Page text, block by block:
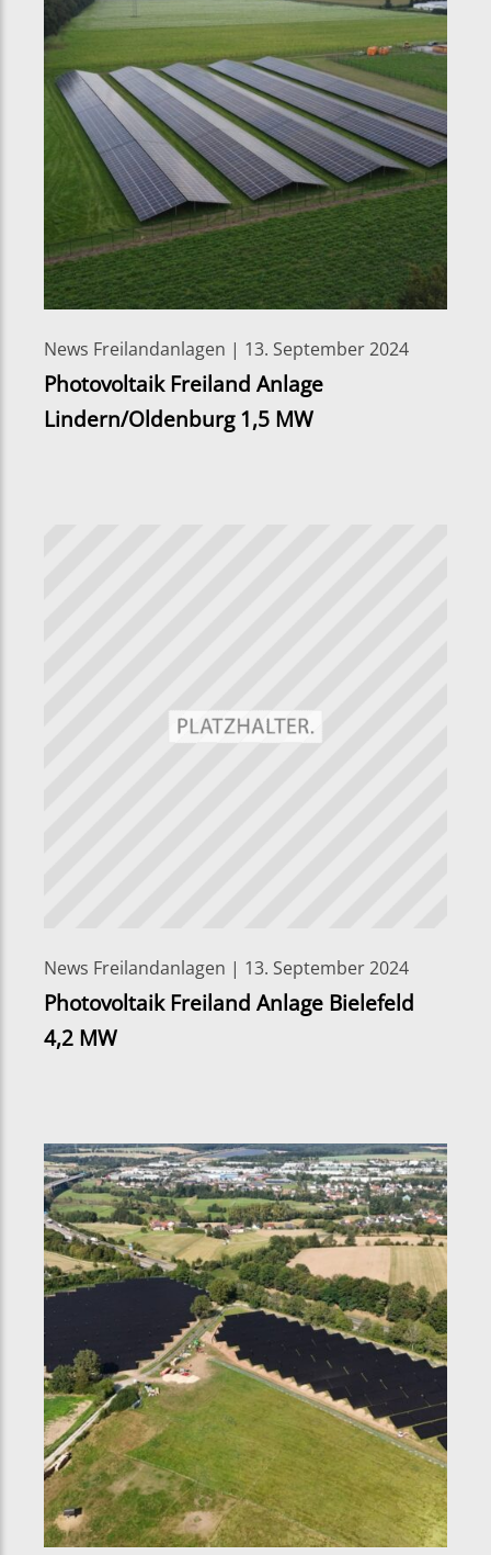
News Freilandanlagen | 13. September 2024
Photovoltaik Freiland Anlage
Lindern/Oldenburg 1,5 MW
News Freilandanlagen | 13. September 2024
Photovoltaik Freiland Anlage Bielefeld
4,2 MW